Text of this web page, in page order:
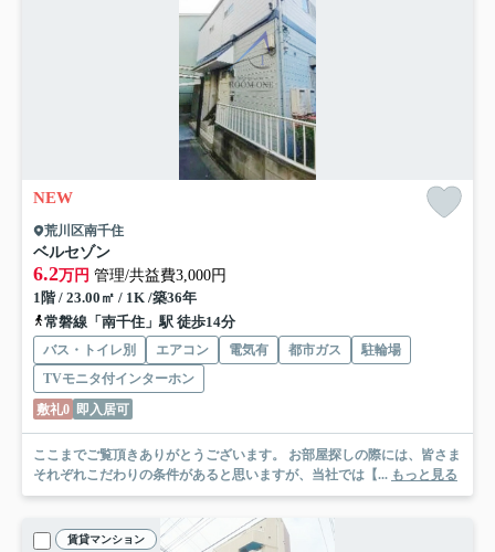
NEW
荒川区南千住
ベルセゾン
6.2万円 管理/共益費3,000円
1階 / 23.00㎡ / 1K /築36年
常磐線「南千住」駅 徒歩14分
バス・トイレ別 エアコン 電気有 都市ガス
駐輪場
TVモニタ付インターホン
敷礼0 即入居可
ここまでご覧頂きありがとうございます。 お部屋探しの際には、皆さま
それぞれこだわりの条件があると思いますが、当社では【... もっと見る
賃貸マンション